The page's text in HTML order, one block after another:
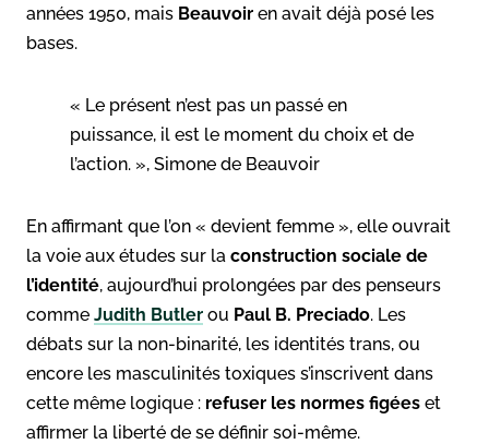
années 1950, mais Beauvoir en avait déjà posé les
bases.
« Le présent n’est pas un passé en
puissance, il est le moment du choix et de
l’action. », Simone de Beauvoir
En affirmant que l’on « devient femme », elle ouvrait
la voie aux études sur la construction sociale de
l’identité, aujourd’hui prolongées par des penseurs
comme Judith Butler ou Paul B. Preciado. Les
débats sur la non-binarité, les identités trans, ou
encore les masculinités toxiques s’inscrivent dans
cette même logique : refuser les normes figées et
affirmer la liberté de se définir soi-même.